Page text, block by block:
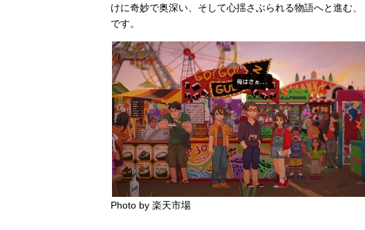
けに奇妙で奥深い、そして心揺さぶられる物語へと進む、
です。
Photo by 楽天市場